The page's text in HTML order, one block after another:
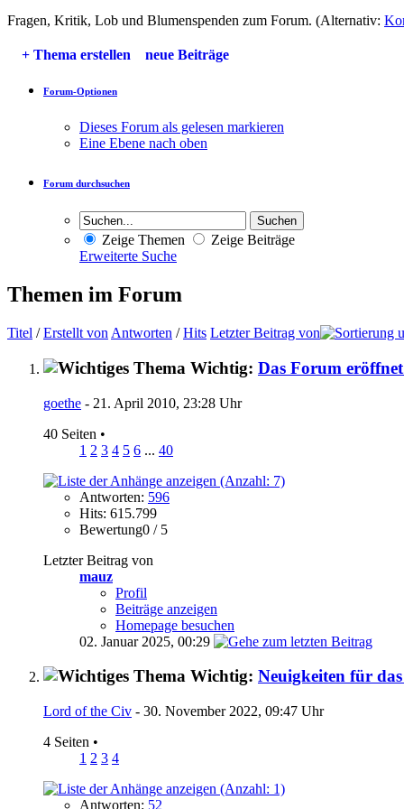
Fragen, Kritik, Lob und Blumenspenden zum Forum. (Alternativ:
+ Thema erstellen neue Beiträge
Forum-Optionen
Dieses Forum als gelesen markieren
Eine Ebene nach oben
Forum durchsuchen
Zeige Themen
Zeige Beiträge
Erweiterte Suche
Themen im Forum
Titel /Erstellt von Antworten /Hits Letzter Beitrag von
Wichtig: Das Forum
goethe - 21. April 2010, 23:28 Uhr
40 Seiten •
1 2 3 4 5 6 ... 40
Antworten: 596
Hits: 615.799
Bewertung0 / 5
Letzter Beitrag von
mauz
Profil
Beiträge anzeigen
Homepage besuchen
02. Januar 2025, 00:29
Wichtig: Neuigkeiten für
Lord of the Civ - 30. November 2022, 09:47 Uhr
4 Seiten •
1 2 3 4
Antworten: 52